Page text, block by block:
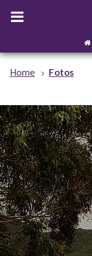
Home Fotos